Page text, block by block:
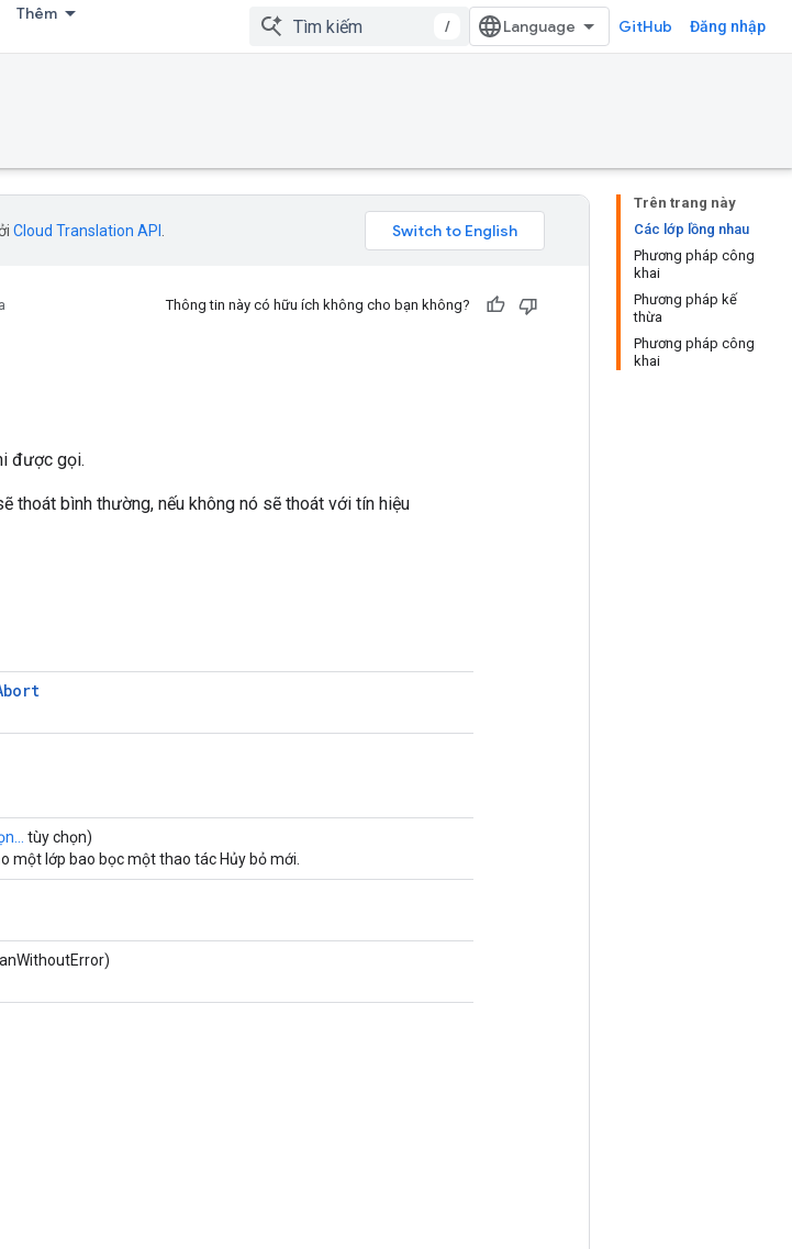
Thêm
/ GitHub Đăng nhập
Trên trang này
Các lớp lồng nhau
Phương pháp công
khai
Phương pháp kế
thừa
Phương pháp công
khai
Cloud Translation API
Thông tin này có hữu ích không cho bạn không?
được gọi.
thoát bình thường, nếu không nó sẽ thoát với tín hiệu
tùy chọn)
một lớp bao bọc một thao tác Hủy bỏ mới.